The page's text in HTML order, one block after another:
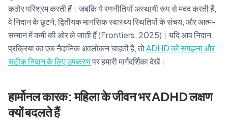
कठोर परिश्रम करती हैं। जबकि ये रणनीतियाँ अस्थायी रूप से मदद करती हैं,
वे निदान के छूटने, द्वितीयक मानसिक स्वास्थ्य स्थितियों के संचय, और आत्म-
सम्मान में कमी की ओर ले जाती हैं (Frontiers, 2025)। यदि आप निदान
प्रक्रिया का एक नैदानिक अवलोकन चाहती हैं, तोADHD को समझना और
सटीक निदान के लिए उपकरणपर हमारी मार्गदर्शिका देखें।
हार्मोनल कारक: महिला के जीवन भर ADHD लक्षण
क्यों बदलते हैं